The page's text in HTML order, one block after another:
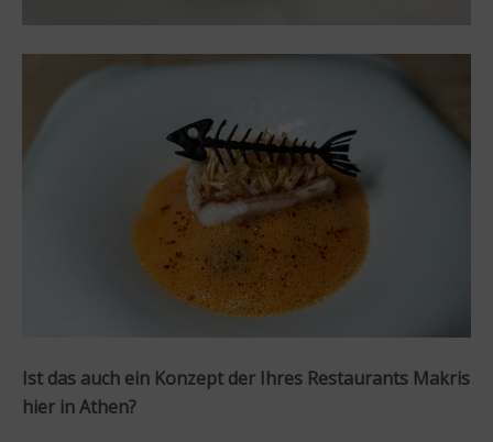
Ist das auch ein Konzept der Ihres Restaurants Makris
hier in Athen?